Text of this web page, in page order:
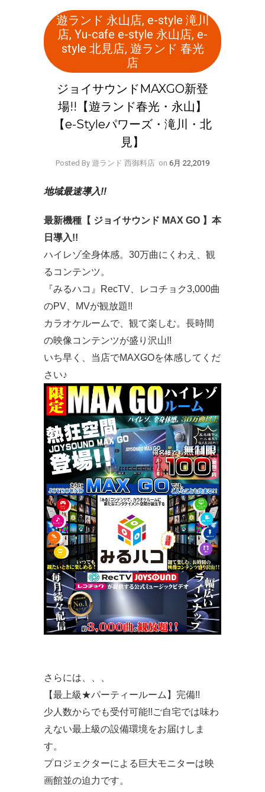
遊ランド 永山店, e-style 滝川
店, Yu-cafe e-style 永山店, e-
style 北見店, 遊ランド 春光
店
ジョイサウンドMAXGO新登
場!!【遊ランド春光・永山】
【e-Styleパワーズ・滝川・北
見】
Posted By 遊ランド 西御料店 on 6月 22,2019
地域最速導入!!
最新機種【 ジョイサウンド MAX GO 】本
日導入!!
ハイレゾ全身体感。30万曲にくわえ、観
るコンテンツ。
『みるハコ』RecTV、レコチョク3,000曲
のPV、MVが観放題!!
カラオケルームで、観て楽しむ。長時間
の映像コンテンツが盛り沢山!!
いち早く、当店でMAXGOを体感してくだ
さい♪
さらには、、、
【最上級★パーティールーム】完備!!
少人数からでも受付可能!!ご自宅では味わ
えない最上級の設備環境をお届けしま
す。
プロジェクターによる巨大モニターは映
画館並の迫力です。